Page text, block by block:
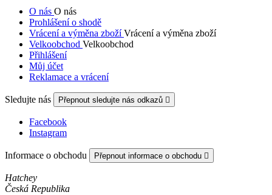
O nás O nás
Prohlášení o shodě
Vrácení a výměna zbožíVrácení a výměna zboží
Velkoobchod Velkoobchod
Přihlášení
Můj účet
Reklamace a vrácení
Sledujte nás Přepnout sledujte nás odkazů 
Facebook
Instagram
Informace o obchodu Přepnout informace o obchodu 
Hatchey
Česká Republika